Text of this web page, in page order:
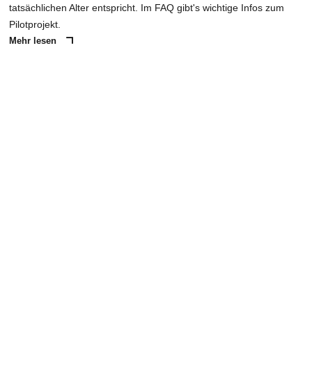
tatsächlichen Alter entspricht. Im FAQ gibt's wichtige Infos zum
Pilotprojekt.
Mehr lesen